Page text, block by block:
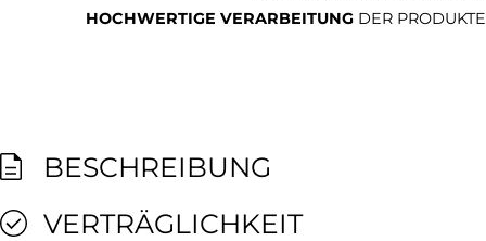
HOCHWERTIGE VERARBEITUNG DER PRODUKTE
BESCHREIBUNG
VERTRÄGLICHKEIT